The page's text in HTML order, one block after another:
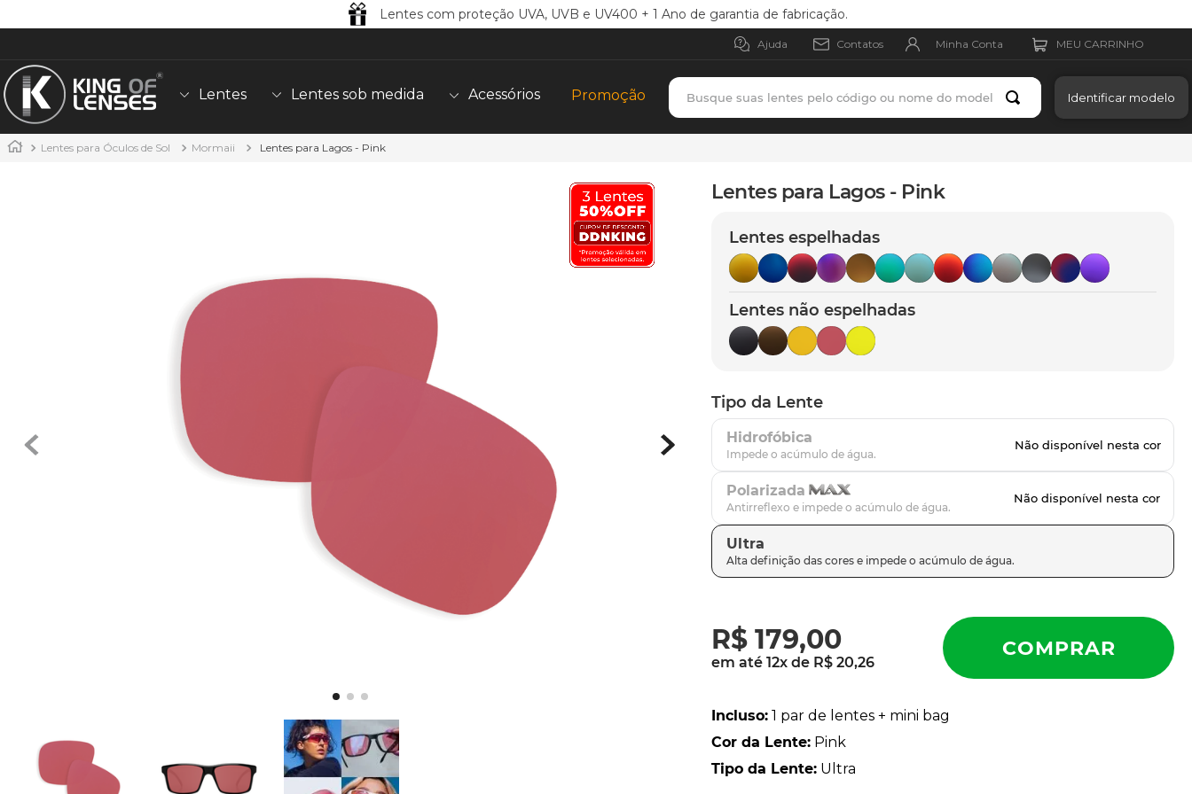
Lentes com proteção UVA, UVB e UV400 + 1 Ano de garantia de fabricação.
Ajuda Contatos Minha Conta
Lentes Lentes sob medida Acessórios Promoção
Busque suas lentes pelo código ou nome do modelo
Identificar modelo
Lentes para Óculos de Sol Mormaii Lentes para Lagos - Pink
Lentes para Lagos - Pink
Lentes espelhadas
Lentes não espelhadas
Tipo da Lente
Hidrofóbica
Polarizada
Ultra
R$ 179,00
em até12x de R$ 20,26
Incluso: 1 par de lentes + mini bag
Cor da Lente: Pink
Tipo da Lente: Ultra
8
latch